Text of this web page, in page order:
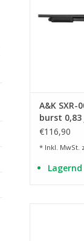
A&K SXR-
burst 0,83
€116,90
* Inkl. MwSt.
Lagernd